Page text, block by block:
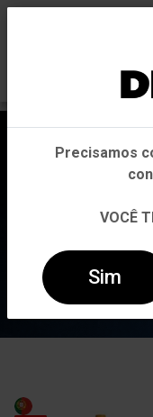
Em que Estado
Precisamos
VOCÊ
Sim